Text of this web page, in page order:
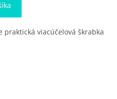
praktická viacúčelová škrabka